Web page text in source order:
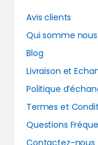
Avis clients
Qui somme nous
Blog
Livraison et
Politique
Termes et
Questions